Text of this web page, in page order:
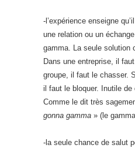
-l’expérience enseigne
une relation ou un
gamma. La seule solution
Dans une entreprise, il
groupe, il faut le chasser.
il faut le bloquer. Inutile de
Comme le dit très
gonna gamma » (le
-la seule chance de salut